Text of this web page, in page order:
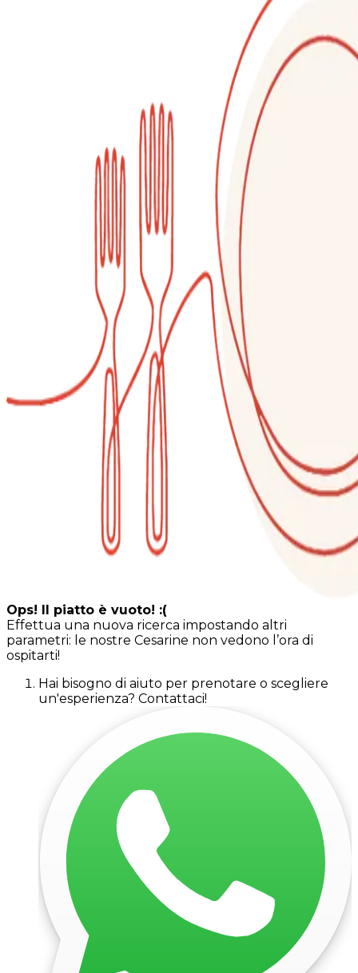
Ops! Il piatto è vuoto! :(
Effettua una nuova ricerca impostando altri
parametri: le nostre Cesarine non vedono l’ora di
ospitarti!
Hai bisogno di aiuto per prenotare o scegliere
un'esperienza? Contattaci!